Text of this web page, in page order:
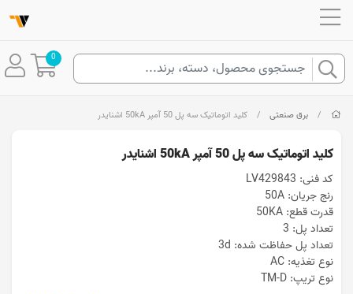
0
/ برق صنعتی / کلید اتوماتیک سه پل 50 آمپر 50kA اشنایدر
کلید اتوماتیک سه پل 50 آمپر 50kA اشنایدر
کد فنی: LV429843
رنج جریان: 50A
قدرت قطع: 50KA
تعداد پل: 3
تعداد پل حفاظت شده: 3d
نوع تغذیه: AC
نوع تریپ: TM-D